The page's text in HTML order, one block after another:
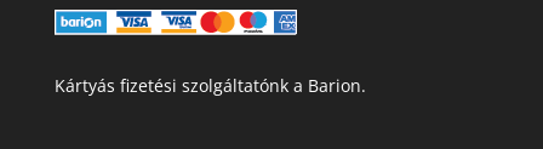
Kártyás fizetési szolgáltatónk a Barion.